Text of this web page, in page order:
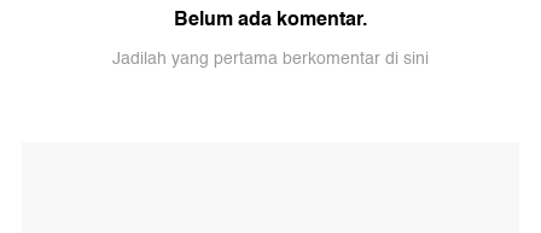
Belum ada komentar.
Jadilah yang pertama berkomentar di sini